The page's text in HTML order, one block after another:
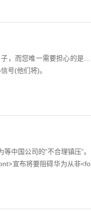
，而您唯一需要担心的是苹
号(他们将)。
中国公司的“不合理镇压”。
宣布将要阻碍华为从非<fo